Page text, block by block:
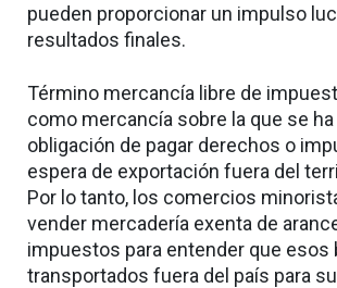
pueden proporcionar un impulso
resultados finales.
Término mercancía libre de
como mercancía sobre la que se ha
obligación de pagar derechos o
espera de exportación fuera del
Por lo tanto, los comercios
vender mercadería exenta de
impuestos para entender que esos
transportados fuera del país para